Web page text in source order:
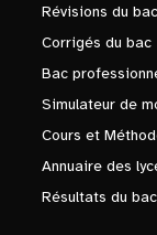
Révisions du bac
Corrigés du bac
Bac
Simulateur de
Cours et
Annuaire des
Résultats du bac